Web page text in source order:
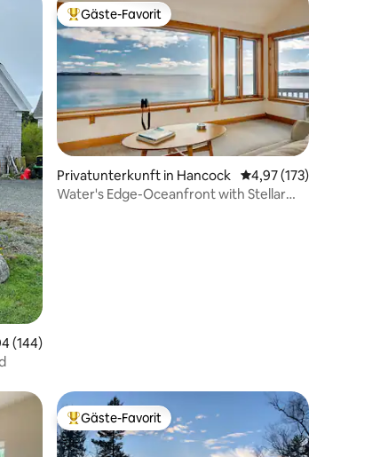
Bewertung: 4,94 von 5, 144 Bewertungen
(144)
Beliebter Gäste-Favorit.
Gäste-Favorit
Privatunterkunft in Hancock Durchschnittliche
4,97 (173)
Water's Edge-Oceanfront with Stellar
Beliebter Gäste-Favorit.
Gäste-Favorit